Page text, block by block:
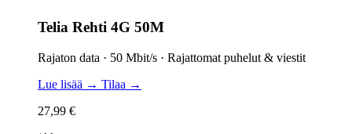
Telia Rehti 4G 50M
Rajaton data · 50 Mbit/s · Rajattomat puhelut & viestit
Lue lisää → Tilaa →
27,99 €